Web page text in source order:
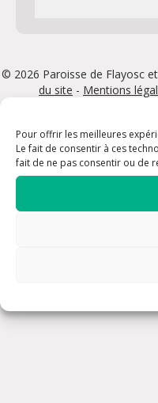
Pour offrir les meilleures
Le fait de consentir à ces
fait de ne pas consentir ou de
© 2026 Paroisse de Flayosc
du site - Mentions